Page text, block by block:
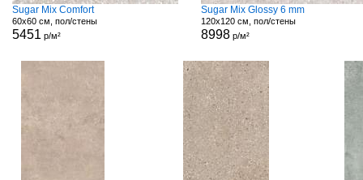
Sugar Mix Comfort
60x60 см, пол/стены
5451 р/м²
Sugar Mix Glossy 6 mm
120x120 см, пол/стены
8998р/м²